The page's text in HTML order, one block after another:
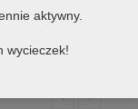
aktywny.
wycieczek!